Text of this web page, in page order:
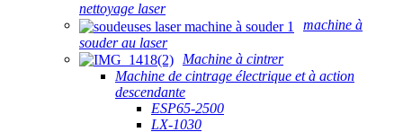
nettoyage laser
machine à
souder au laser
Machine à cintrer
Machine de cintrage électrique et à action
descendante
ESP65-2500
LX-1030